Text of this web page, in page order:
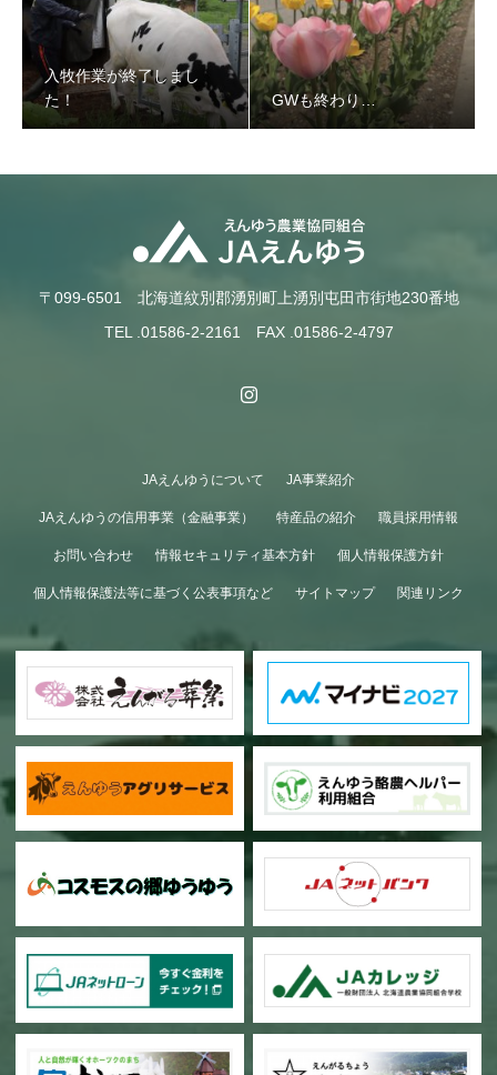
入牧作業が終了しまし
た！
GWも終わり…
〒099-6501 北海道紋別郡湧別町上湧別屯田市街地230番地
TEL .01586-2-2161 FAX .01586-2-4797
JAえんゆうについて JA事業紹介
JAえんゆうの信用事業（金融事業） 特産品の紹介 職員採用情報
お問い合わせ 情報セキュリティ基本方針 個人情報保護方針
個人情報保護法等に基づく公表事項など サイトマップ 関連リンク